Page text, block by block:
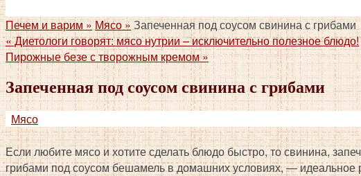
Печем и варим » Мясо »Запеченная под соусом свинина с грибами
«Диетологи говорят: мясо нутрии – исключительно полезное блюдо!
Пирожные безе с творожным кремом»
Запеченная под соусом свинина с грибами
Мясо
Если любите мясо и хотите сделать блюдо быстро, то свинина,
грибами под соусом бешамель в домашних условиях, —идеальное